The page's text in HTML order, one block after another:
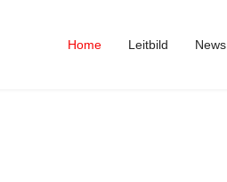
Home Leitbild News